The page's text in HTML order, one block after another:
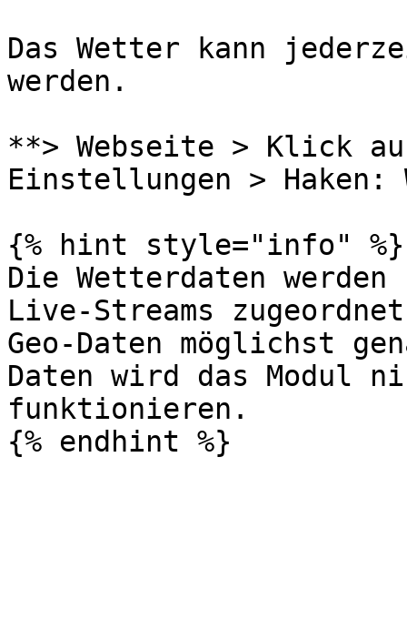
Das Wetter kann
werden.
**> Webseite > Klick
Einstellungen > Haken:
{% hint style="info" %}
Die Wetterdaten
Live-Streams
Geo-Daten möglichst
Daten wird das Modul
funktionieren.